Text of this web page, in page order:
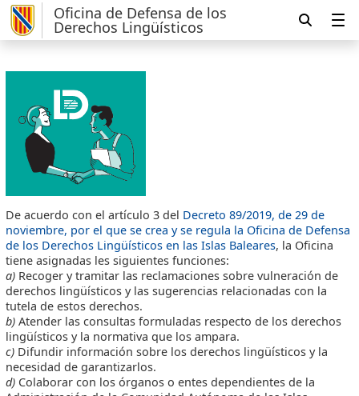
Oficina de Defensa de los
Derechos Lingüísticos
De acuerdo con el artículo 3 del Decreto 89/2019, de 29 de
noviembre, por el que se crea y se regula la Oficina de Defensa
de los Derechos Lingüísticos en las Islas Baleares, la Oficina
tiene asignadas les siguientes funciones:
a) Recoger y tramitar las reclamaciones sobre vulneración de
derechos lingüísticos y las sugerencias relacionadas con la
tutela de estos derechos.
b) Atender las consultas formuladas respecto de los derechos
lingüísticos y la normativa que los ampara.
c) Difundir información sobre los derechos lingüísticos y la
necesidad de garantizarlos.
d) Colaborar con los órganos o entes dependientes de la